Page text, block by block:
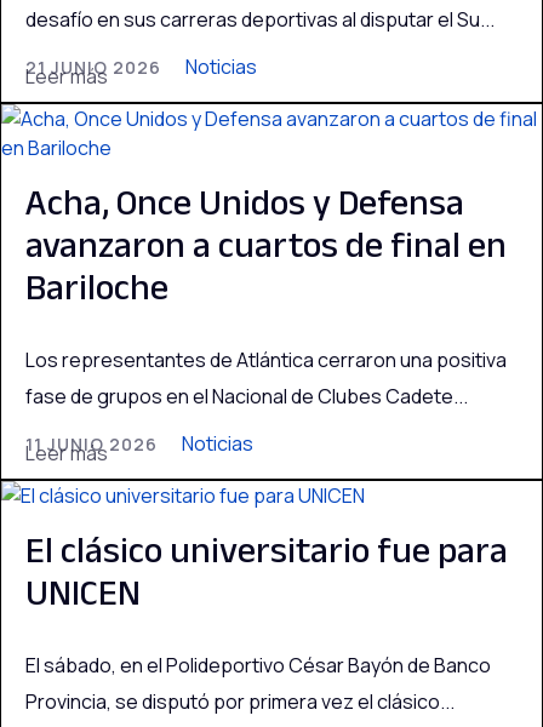
21 JUNIO 2026 Noticias
desafío en sus carreras deportivas al disputar el Su...
Leer más
Acha, Once Unidos y Defensa
avanzaron a cuartos de final en
Bariloche
11 JUNIO 2026 Noticias
Los representantes de Atlántica cerraron una positiva
fase de grupos en el Nacional de Clubes Cadete...
Leer más
El clásico universitario fue para
UNICEN
El sábado, en el Polideportivo César Bayón de Banco
Provincia, se disputó por primera vez el clásico...